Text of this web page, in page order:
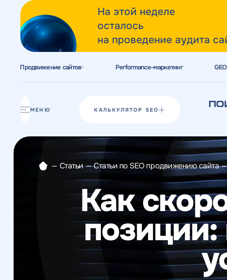
На этой неделе
осталось
на проведение аудита
Продвижение сайтов Performance-маркетинг
МЕНЮ КАЛЬКУЛЯТОР SEO
Разработка сайтов
Разработка контента
Реклама у блогеров
Веб-аналитика
— Статьи — Статьи по SEO продвижению сайта —
Как
позиции: